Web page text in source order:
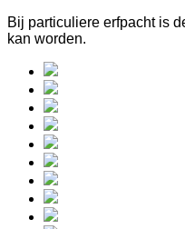
Bij particuliere erfpacht is
kan worden.